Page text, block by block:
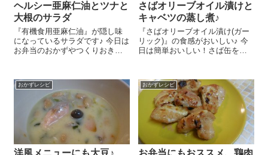
ヘルシー亜麻仁油とツナと
大根のサラダ
『有機食用亜麻仁油』が隠し味
になっているサラダです♪ 今日は
お弁当のおかずやつくりおきに
す😉 ささっと作れてとっても簡
単！ 大根 5㎝くらいは5㎜くら
いの拍子切...
さばオリーブオイル漬けと
キャベツの蒸し煮♪
『さばオリーブオイル漬け(ガー
リック)』の食感がおいしい♪ 今
日は簡単おいしい！さば缶を使
3枚は4㎝角にざく切りします。
『さば缶オリーブオイル漬け(ガ
ーリック...
おかずレシピ
洋風メニューにも大豆♪
おかずレシピ
お弁当にもおススメ、鶏肉